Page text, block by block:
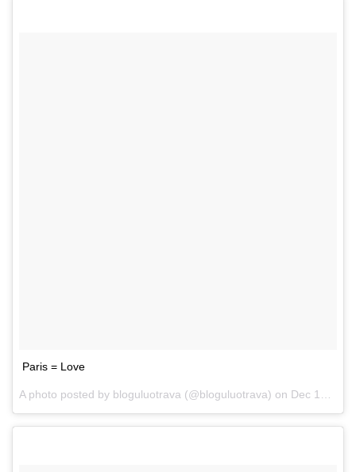
Paris = Love
A photo posted by bloguluotrava (@bloguluotrava) on Dec 12, 2014 at 7:22am PST